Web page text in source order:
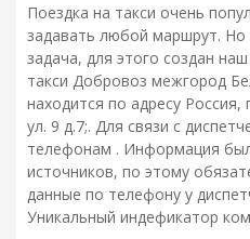
Поездка на такси очень
задавать любой маршрут. Но
задача, для этого создан
такси Добровоз межгород
находится по адресу
ул. 9 д.7;. Для связи с
телефонам . Информация
источников, по этому
данные по телефону у
Уникальный индефикатор